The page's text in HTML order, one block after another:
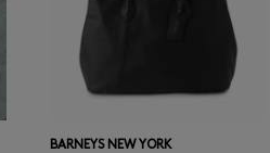
BARNEYS NEW YORK